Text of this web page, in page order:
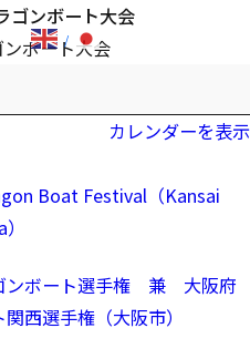
ゴンボート大会
ボート大会
カレンダーを表示
Boat Festival（Kansai
ンボート選手権 兼 大阪府
西選手権（大阪市）